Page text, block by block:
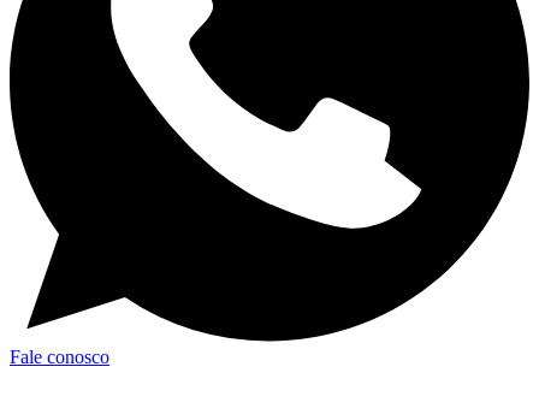
Fale conosco